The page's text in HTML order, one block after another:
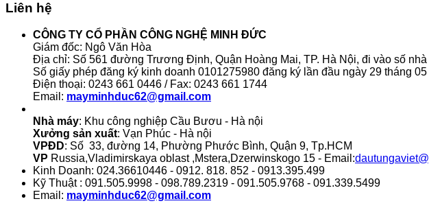
Liên hệ
CÔNG TY CỔ PHẦN CÔNG NGHỆ MINH ĐỨC
Giám đốc: Ngô Văn Hòa
Địa chỉ: Số 561 đường Trương Định, Quận Hoàng Mai, TP. Hà Nội, đi vào số
Số giấy phép đăng ký kinh doanh 0101275980 đăng ký lần đầu ngày 29 tháng
Điện thoại: 0243 661 0446 / Fax: 0243 661 1744
Email: mayminhduc62@gmail.com
Nhà máy: Khu công nghiệp Cầu Bươu - Hà nội
Xưởng sản xuất: Vạn Phúc - Hà nội
VPĐD: Số 33, đường 14, Phường Phước Bình, Quận 9, Tp.HCM
VP Russia,Vladimirskaya oblast ,Mstera,Dzerwinskogo 15 - Email:
Kinh Doanh: 024.36610446 - 0912. 818. 852 - 0913.395.499
Kỹ Thuật : 091.505.9998 - 098.789.2319 - 091.505.9768 - 091.339.5499
Email: mayminhduc62@gmail.com